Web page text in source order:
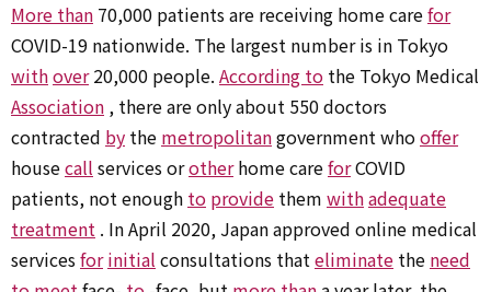
More than 70,000 patients are receiving home carefor
COVID-19 nationwide. The largest number is in Tokyo
withover20,000 people. According to the Tokyo Medical
Association , there are only about 550 doctors
contracted by the metropolitangovernment whooffer
housecall services orotherhome careforCOVID
patients, not enough to provide them withadequate
treatment . In April 2020, Japan approved online medical
servicesfor initial consultations thateliminate the need